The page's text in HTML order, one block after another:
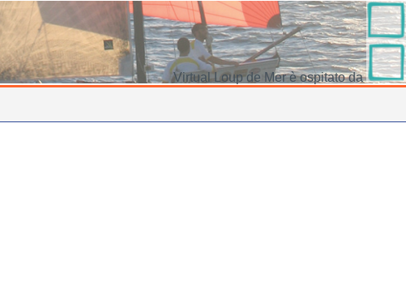
Virtual Loup de Mer è ospitato da